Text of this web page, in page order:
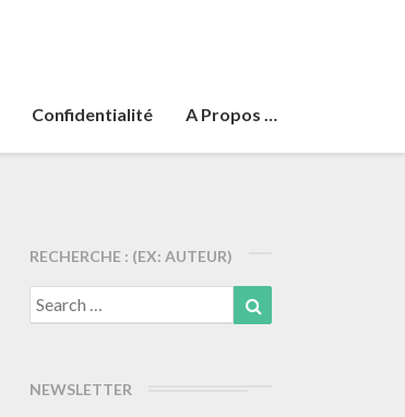
Confidentialité A Propos …
RECHERCHE : (EX: AUTEUR)
Search
for:
NEWSLETTER